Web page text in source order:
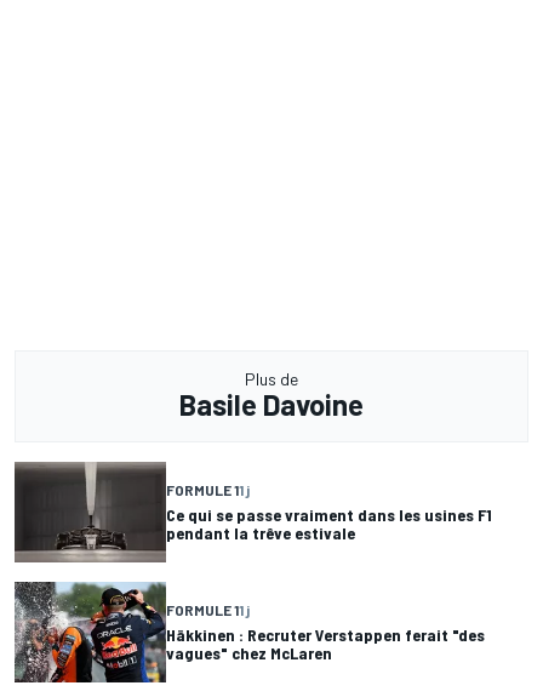
Plus de
Basile Davoine
FORMULE 11 j
Ce qui se passe vraiment dans les usines F1
pendant la trêve estivale
FORMULE 11 j
Häkkinen : Recruter Verstappen ferait "des
vagues" chez McLaren